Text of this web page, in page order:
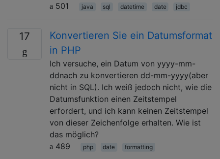
501
java sql datetime date jdbc
17
Konvertieren Sie ein Datumsformat
in PHP
Ich versuche, ein Datum von yyyy-mm-
ddnach zu konvertieren dd-mm-yyyy(aber
nicht in SQL). Ich weiß jedoch nicht, wie die
Datumsfunktion einen Zeitstempel
erfordert, und ich kann keinen Zeitstempel
von dieser Zeichenfolge erhalten. Wie ist
das möglich?
489
php date formatting